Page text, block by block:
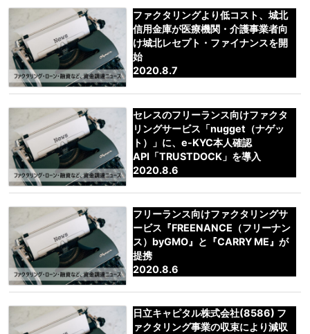
ファクタリングより低コスト、城北
信用金庫が医療機関・介護事業者向
け城北レセプト・ファイナンスを開
始
2020.8.7
セレスのフリーランス向けファクタ
リングサービス「nugget（ナゲッ
ト）」に、e-KYC本人確認
API「TRUSTDOCK」を導入
2020.8.6
フリーランス向けファクタリングサ
ービス『FREENANCE（フリーナン
ス）byGMO』と『CARRY ME』が
提携
2020.8.6
日立キャピタル株式会社(8586) フ
ァクタリング事業の収束により減収